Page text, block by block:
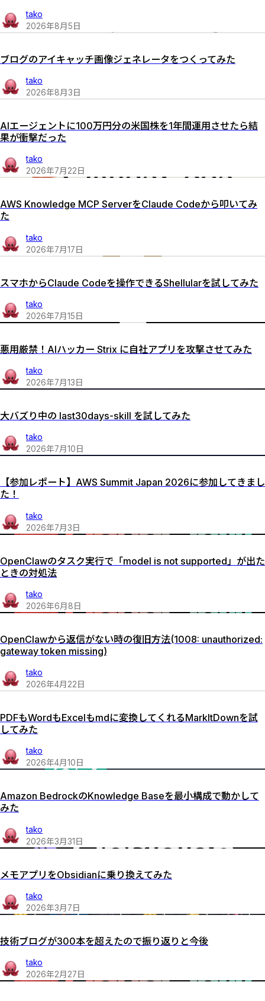
tako
2026年8月 5 日
ブログのアイキャッチ画像ジェネレータをつくってみた
tako
2026年8月 3 日
AIエージェントに100万円分の米国株を1年間運用させたら結
果が衝撃だった
tako
2026年7月 22 日
AWS Knowledge MCP ServerをClaude Codeから叩いてみ
た
tako
2026年7月17日
スマホからClaude Codeを操作できるShellularを試してみた
tako
2026年7月 15 日
悪用厳禁！AIハッカー Strix に自社アプリを攻撃させてみた
tako
2026年7月 13 日
大バズり中の last30days-skill を試してみた
tako
2026年7月 10 日
【参加レポート】AWS Summit Japan 2026に参加してきまし
た！
tako
2026年7月3日
OpenClawのタスク実行で「model is not supported」が出た
ときの対処法
tako
2026年6月 8 日
OpenClawから返信がない時の復旧方法(1008: unauthorized:
gateway token missing)
tako
2026年4月 22 日
PDFもWordもExcelもmdに変換してくれるMarkItDownを試
してみた
tako
2026年4月 10 日
Amazon BedrockのKnowledge Baseを最小構成で動かして
みた
tako
2026年3月31日
メモアプリをObsidianに乗り換えてみた
tako
2026年3月 7 日
技術ブログが300本を超えたので振り返りと今後
tako
2026年2月 27 日